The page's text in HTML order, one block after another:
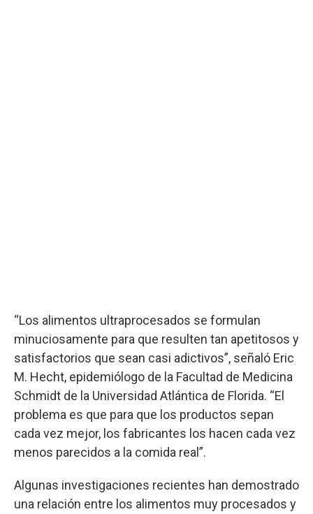
“Los alimentos ultraprocesados se formulan
minuciosamente para que resulten tan apetitosos y
satisfactorios que sean casi adictivos”, señaló Eric
M. Hecht, epidemiólogo de la Facultad de Medicina
Schmidt de la Universidad Atlántica de Florida. “El
problema es que para que los productos sepan
cada vez mejor, los fabricantes los hacen cada vez
menos parecidos a la comida real”.
Algunas investigaciones recientes han demostrado
una relación entre los alimentos muy procesados y